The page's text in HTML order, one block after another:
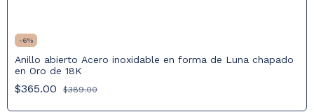
-6%
Anillo abierto Acero inoxidable en forma de Luna chapado
en Oro de 18K
$365.00 $389.00